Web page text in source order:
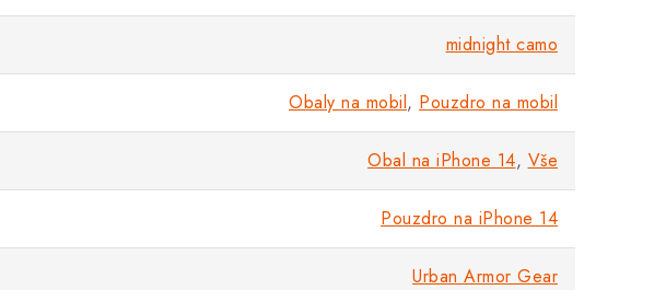
midnight camo
Obaly na mobil, Pouzdro na mobil
Obal na iPhone 14, Vše
Pouzdro na iPhone 14
Urban Armor Gear